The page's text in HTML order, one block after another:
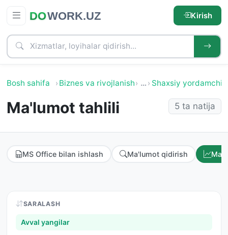
Kirish
Bosh sahifa Biznes va rivojlanish … Shaxsiy yordamchi
Ma'lumot tahlili 5 ta natija
MS Office bilan ishlash Ma'lumot qidirish
SARALASH
Avval yangilar